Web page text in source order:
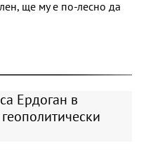
ще му е по-лесно да
Ердоган в